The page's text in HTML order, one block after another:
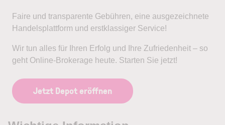
Faire und transparente Gebühren, eine ausgezeichnete
Handelsplattform und erstklassiger Service!
Wir tun alles für Ihren Erfolg und Ihre Zufriedenheit – so
geht Online-Brokerage heute. Starten Sie jetzt!
Jetzt Depot eröffnen